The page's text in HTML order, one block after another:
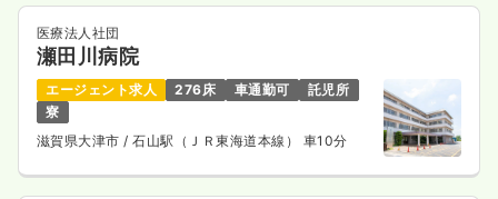
夜勤のみ（常勤）
給与
時間 16:45～9:00（休憩45分）
医療法人社団
瀬田川病院
エージェント求人 276床 車通勤可
託児所
寮
滋賀県大津市/ 石山駅（ＪＲ東海道本線） 車10分